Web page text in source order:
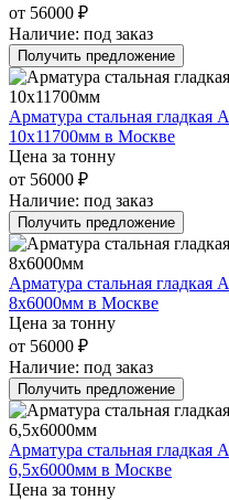
от 56000 ₽
Наличие: под заказ
Получить предложение
Арматура стальная
10х11700мм в Москве
Цена за тонну
от 56000 ₽
Наличие: под заказ
Получить предложение
Арматура стальная
8х6000мм в Москве
Цена за тонну
от 56000 ₽
Наличие: под заказ
Получить предложение
Арматура стальная
6,5х6000мм в Москве
Цена за тонну